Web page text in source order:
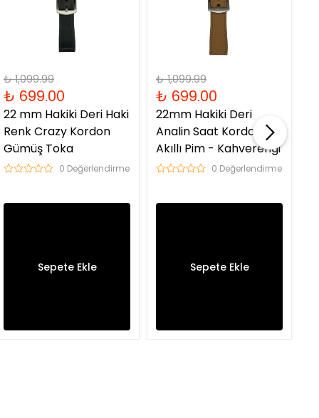
₺ 1,099.99
₺ 699.00
22 mm Hakiki Deri Haki
Renk Crazy Kordon
Gümüş Toka
0 Değerlendirme
Sepete Ekle
₺ 1,099.99
₺ 699.00
22mm Hakiki Deri
Analin Saat Kordonu
Akıllı Pim - Kahverengi
0 Değerlendirme
Sepete Ekle